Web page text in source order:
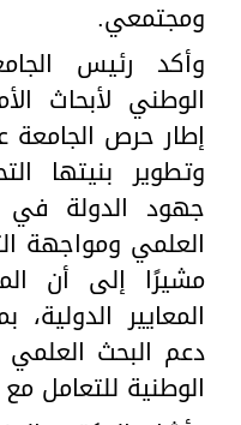
ومجتمعي.
وأكد رئيس
الوطني لأبحاث
إطار حرص الجامعة
وتطوير بنيتها
جهود الدولة في
العلمي ومواجهة
مشيرًا إلى أن
المعايير
دعم البحث العلمي
الوطنية للتعامل